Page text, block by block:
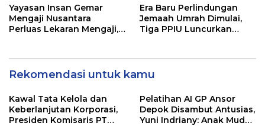
Pengembangan Minat,
Bakat dan Potensi Diri
Santri di Pondok
Segera Dituntaskan
Yayasan Insan Gemar
Mengaji Nusantara
Perluas Lekaran Mengaji,
Era Baru Perlindungan
Jemaah Umrah Dimulai,
Tiga PPIU Luncurkan
Rekomendasi untuk kamu
Kawal Tata Kelola dan
Keberlanjutan Korporasi,
Presiden Komisaris PT
Pelatihan AI GP Ansor
Depok Disambut Antusias,
Yuni Indriany: Anak Muda